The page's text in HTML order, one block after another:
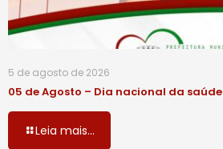
5 de agosto de 2026
05 de Agosto – Dia nacional da saúde
Leia mais...